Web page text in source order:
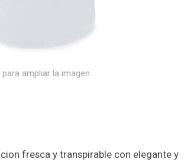
ampliar la imagen
fresca y transpirable con elegante y